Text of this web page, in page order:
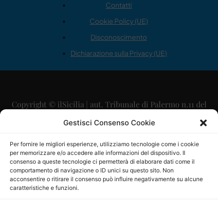
Gestisci Consenso Cookie
Per fornire le migliori esperienze, utilizziamo tecnologie come i cookie
per memorizzare e/o accedere alle informazioni del dispositivo. Il
consenso a queste tecnologie ci permetterà di elaborare dati come il
comportamento di navigazione o ID unici su questo sito. Non
acconsentire o ritirare il consenso può influire negativamente su alcune
caratteristiche e funzioni.
Contatti
Cookie Policy (UE)
Disconoscimento
Dichiarazione sulla Privacy (UE)
Copyright © ilSicilia | aut. Tribunale di Palermo n.11 del
29/09/2015
Direttore Editoriale: Maurizio Scaglione
Direttore Responsabile: Maria Calabrese